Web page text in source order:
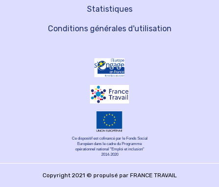
Statistiques
Conditions générales d'utilisation
Ce dispositif est cofinancé par le Fonds Social
Européen dans le cadre du Programme
opérationnel national "Emploi et inclusion"
2014-2020
Copyright 2021 © propulsé par FRANCE TRAVAIL